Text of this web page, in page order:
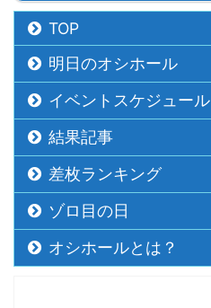
TOP
明日のオシホール
イベントスケジュール
結果記事
差枚ランキング
ゾロ目の日
オシホールとは？